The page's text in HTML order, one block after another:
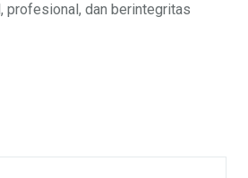
profesional, dan berintegritas